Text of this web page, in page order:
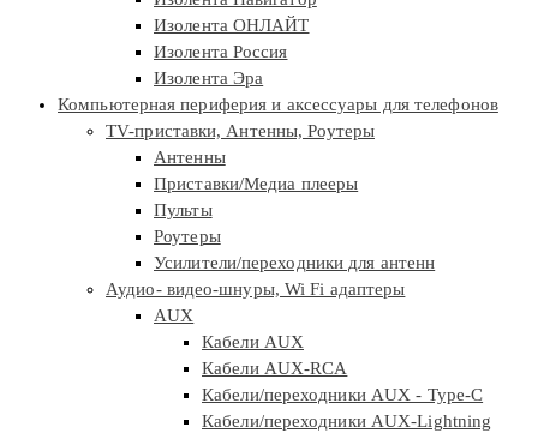
Изолента ОНЛАЙТ
Изолента Россия
Изолента Эра
Компьютерная периферия и аксессуары для телефонов
TV-приставки, Антенны, Роутеры
Антенны
Приставки/Медиа плееры
Пульты
Роутеры
Усилители/переходники для антенн
Аудио- видео-шнуры, Wi Fi адаптеры
AUX
Кабели AUX
Кабели AUX-RCA
Кабели/переходники AUX - Type-C
Кабели/переходники AUX-Lightning